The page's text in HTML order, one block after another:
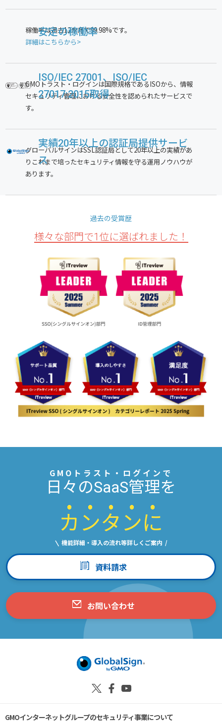
安定の稼働率
稼働率は過去12か月で99.98%です。
詳細はこちらから>
ISO/IEC 27001、 ISO/IEC
27017:2015取得
GMOトラスト・ログインは国際規格であるISOから、情報
セキュリティ管理における安全性を認められたサービスで
す。
実績20年以上の認証局提供サービ
ス
グローバルサインはSSL認証局として20年以上の実績があ
りこれまで培ったセキュリティ情報を守る運用ノウハウが
あります。
過去の受賞歴
様々な部門で1位に選ばれました！
GMOトラスト・ログインで
日々のSaaS管理を
カ ンタ ンに
機能詳細・導入の流れ等詳しくご案内
資料請求
お問い合わせ
GMOインターネットグループのセキュリティ事業について